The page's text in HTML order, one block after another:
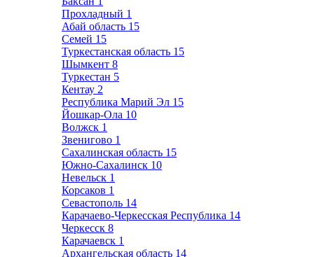
Прохладный 1
Абай область 15
Семей 15
Туркестанская область 15
Шымкент 8
Туркестан 5
Кентау 2
Республика Марий Эл 15
Йошкар-Ола 10
Волжск 1
Звенигово 1
Сахалинская область 15
Южно-Сахалинск 10
Невельск 1
Корсаков 1
Севастополь 14
Карачаево-Черкесская Республика 14
Черкесск 8
Карачаевск 1
Архангельская область 14